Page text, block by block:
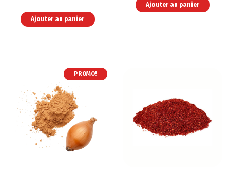
Ajouter au panier
quantité
Ajouter au panier
PROMO!